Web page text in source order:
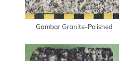
Gambar Granite-Polished